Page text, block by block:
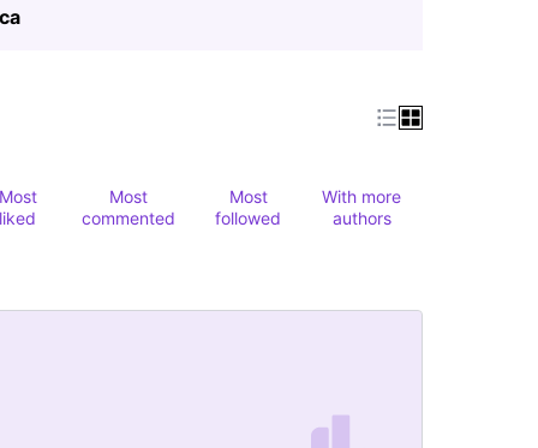
Most
liked
Most
commented
Most
followed
With more
authors